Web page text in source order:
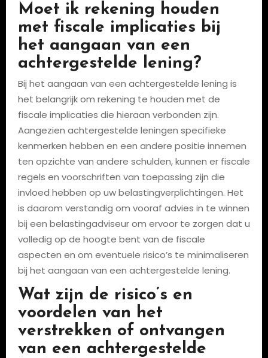
Moet ik rekening houden
met fiscale implicaties bij
het aangaan van een
achtergestelde lening?
Bij het aangaan van een achtergestelde lening is
het belangrijk om rekening te houden met de
fiscale implicaties die hieraan verbonden zijn.
Aangezien achtergestelde leningen specifieke
kenmerken hebben en een andere positie innemen
ten opzichte van andere schulden, kunnen er fiscale
regels en voorschriften van toepassing zijn die
invloed hebben op uw belastingverplichtingen. Het
is daarom verstandig om vooraf advies in te winnen
bij een belastingadviseur om ervoor te zorgen dat u
volledig op de hoogte bent van de fiscale
aspecten en om eventuele risico’s te minimaliseren
bij het aangaan van een achtergestelde lening.
Wat zijn de risico’s en
voordelen van het
verstrekken of ontvangen
van een achtergestelde